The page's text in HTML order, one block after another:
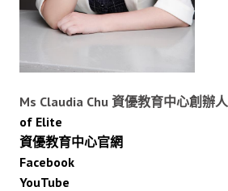
Ms Claudia Chu 資優教育中心創辦人
of Elite
資優教育中心官網
Facebook
YouTube